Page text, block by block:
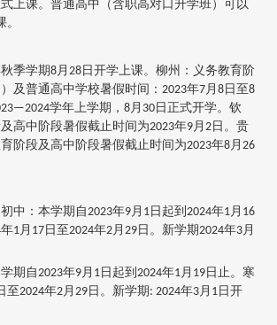
上课。普通高中（含职高对口升学班）可以
学期8月28日开学上课。柳州：义务教育阶
及普通高中学校暑假时间：2023年7月8日至8
学年上学期，8月30日正式开学。钦
高中阶段暑假截止时间为2023年9月2日。贵
阶段及高中阶段暑假截止时间为2023年8月26
：本学期自2023年9月1日起到2024年1月16
1月17日至2024年2月29日。新学期2024年3月
自2023年9月1日起到2024年1月19日止。寒
至2024年2月29日。新学期: 2024年3月1日开